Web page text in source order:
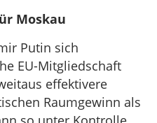
Moskau
Putin sich
EU-Mitgliedschaft
effektivere
Raumgewinn als